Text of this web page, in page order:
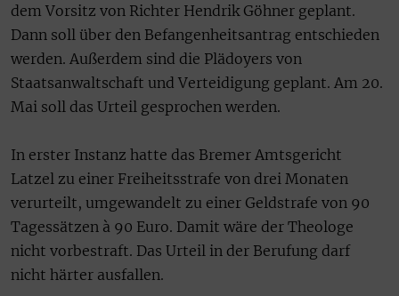
dem Vorsitz von Richter Hendrik Göhner geplant.
Dann soll über den Befangenheitsantrag entschieden
werden. Außerdem sind die Plädoyers von
Staatsanwaltschaft und Verteidigung geplant. Am 20.
Mai soll das Urteil gesprochen werden.
In erster Instanz hatte das Bremer Amtsgericht
Latzel zu einer Freiheitsstrafe von drei Monaten
verurteilt, umgewandelt zu einer Geldstrafe von 90
Tagessätzen à 90 Euro. Damit wäre der Theologe
nicht vorbestraft. Das Urteil in der Berufung darf
nicht härter ausfallen.